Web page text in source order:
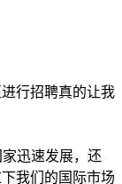
行招聘真的让我
迅速发展，还
我们的国际市场